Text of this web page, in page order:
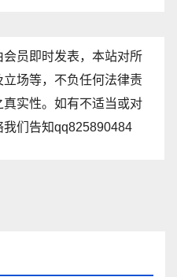
员即时发表，本站对所
场等，不负任何法律责
实性。如有不适当或对
们告知qq825890484